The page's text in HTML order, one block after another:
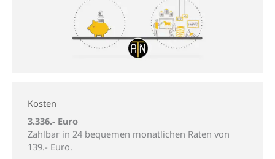
Kosten
3.336.- Euro
Zahlbar in 24 bequemen monatlichen Raten von
139.- Euro.